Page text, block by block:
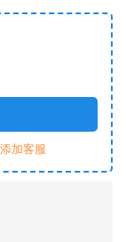
加客服